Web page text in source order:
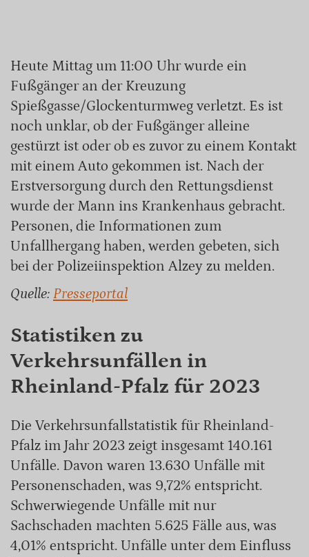
Heute Mittag um 11:00 Uhr wurde ein
Fußgänger an der Kreuzung
Spießgasse/Glockenturmweg verletzt. Es ist
noch unklar, ob der Fußgänger alleine
gestürzt ist oder ob es zuvor zu einem Kontakt
mit einem Auto gekommen ist. Nach der
Erstversorgung durch den Rettungsdienst
wurde der Mann ins Krankenhaus gebracht.
Personen, die Informationen zum
Unfallhergang haben, werden gebeten, sich
bei der Polizeiinspektion Alzey zu melden.
Quelle: Presseportal
Statistiken zu
Verkehrsunfällen in
Rheinland-Pfalz für 2023
Die Verkehrsunfallstatistik für Rheinland-
Pfalz im Jahr 2023 zeigt insgesamt 140.161
Unfälle. Davon waren 13.630 Unfälle mit
Personenschaden, was 9,72% entspricht.
Schwerwiegende Unfälle mit nur
Sachschaden machten 5.625 Fälle aus, was
4,01% entspricht. Unfälle unter dem Einfluss